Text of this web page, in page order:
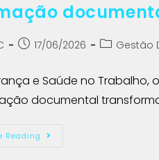
17/06/2026 Gestão
e Saúde no
documental
Reading